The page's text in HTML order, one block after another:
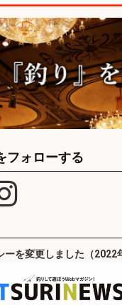
フォローする
を変更しました（2022